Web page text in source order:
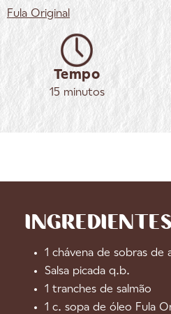
Fula Original
Tempo
15 minutos
INGREDIENTES
1 chávena de sobras de
Salsa picada q.b.
1 tranches de salmão
1 c. sopa de óleo Fula